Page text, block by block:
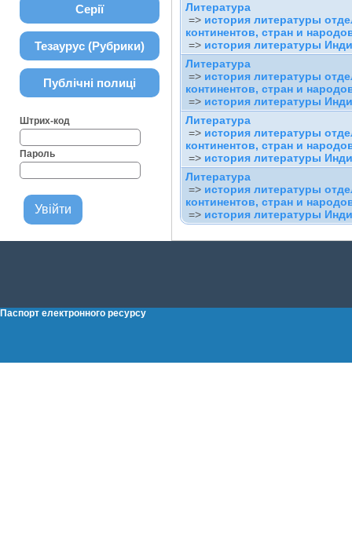
Серії
Тезаурус (Рубрики)
Публічні полиці
Штрих-код
Пароль
Литература
=> история литературы
континентов, стран и
=> история литературы
Литература
=> история литературы
континентов, стран и
=> история литературы
Литература
=> история литературы
континентов, стран и
=> история литературы
Литература
=> история литературы
континентов, стран и
=> история литературы
Паспорт електронного ресурсу